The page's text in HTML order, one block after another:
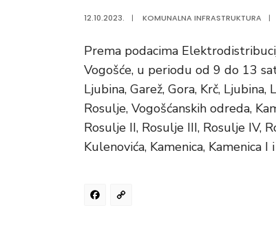
12.10.2023. | KOMUNALNA INFRASTRUKTURA |
Prema podacima
Vogošće, u periodu od 9 do 13
Ljubina, Garež, Gora, Krč, Ljubina,
Rosulje, Vogošćanskih odreda,
Rosulje II, Rosulje III, Rosulje IV,
Kulenovića, Kamenica, Kamenica
Facebook